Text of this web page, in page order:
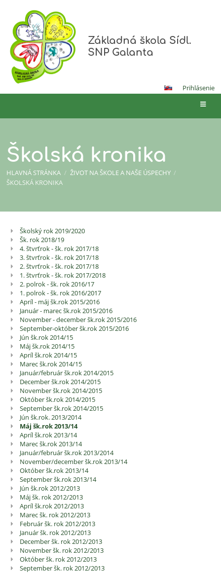
Základná škola Sídl.
SNP Galanta
Prihlásenie
Školská kronika
HLAVNÁ STRÁNKA / ŽIVOT NA ŠKOLE A NAŠE ÚSPECHY /
ŠKOLSKÁ KRONIKA
Školská
kronika
Školský rok 2019/2020
Šk. rok 2018/19
4. štvrťrok - šk. rok 2017/18
3. štvrťrok - šk. rok 2017/18
2. štvrťrok - šk. rok 2017/18
1. štvrťrok - šk. rok 2017/2018
2. polrok - šk. rok 2016/17
1. polrok - šk. rok 2016/2017
Apríl - máj šk.rok 2015/2016
Január - marec šk.rok 2015/2016
November - december šk.rok 2015/2016
September-október šk.rok 2015/2016
Jún šk.rok 2014/15
Máj šk.rok 2014/15
Apríl šk.rok 2014/15
Marec šk.rok 2014/15
Január/február šk.rok 2014/2015
December šk.rok 2014/2015
November šk.rok 2014/2015
Október šk.rok 2014/2015
September šk.rok 2014/2015
Jún šk.rok. 2013/2014
Máj šk.rok 2013/14
Apríl šk.rok 2013/14
Marec šk.rok 2013/14
Január/február šk.rok 2013/2014
November/december šk.rok 2013/14
Október šk.rok 2013/14
September šk.rok 2013/14
Jún šk.rok 2012/2013
Máj šk. rok 2012/2013
Apríl šk.rok 2012/2013
Marec šk. rok 2012/2013
Február šk. rok 2012/2013
Január šk. rok 2012/2013
December šk. rok 2012/2013
November šk. rok 2012/2013
Október šk. rok 2012/2013
September šk. rok 2012/2013